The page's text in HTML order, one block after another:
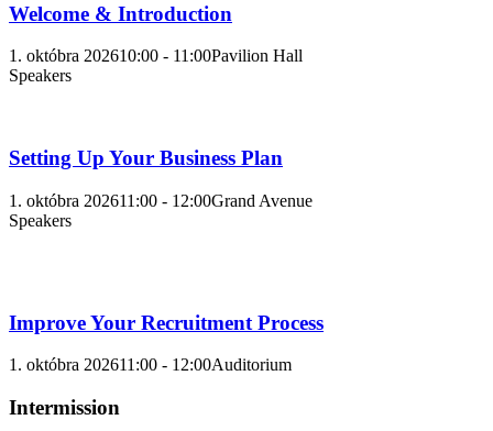
Welcome & Introduction
1. októbra 202610:00 - 11:00Pavilion Hall
Speakers
Setting Up Your Business Plan
1. októbra 202611:00 - 12:00Grand Avenue
Speakers
Improve Your Recruitment Process
1. októbra 202611:00 - 12:00Auditorium
Intermission